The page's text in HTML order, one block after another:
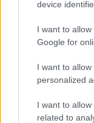
device
I want to
Google for
I want to
personalized
I want to
related to
AUTORE
bacari